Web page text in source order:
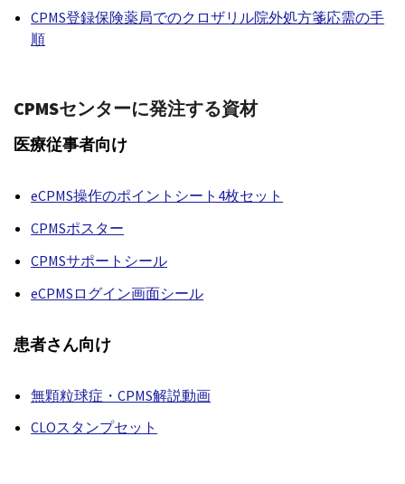
CPMS登録保険薬局でのクロザリル院外処方箋応需の手
順
CPMSセンターに発注する資材
医療従事者向け
eCPMS操作のポイントシート4枚セット
CPMSポスター
CPMSサポートシール
eCPMSログイン画面シール
患者さん向け
無顆粒球症・CPMS解説動画
CLOスタンプセット